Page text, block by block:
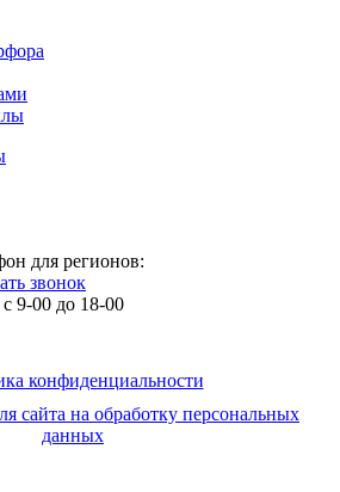
для регионов:
звонок
9-00 до 18-00
конфиденциальности
сайта на обработку персональных
данных